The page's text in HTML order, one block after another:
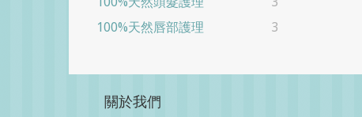
100%天然唇部護理
3
關於我們